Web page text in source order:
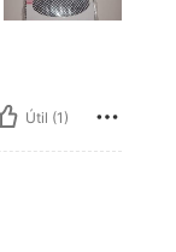
Útil (1)